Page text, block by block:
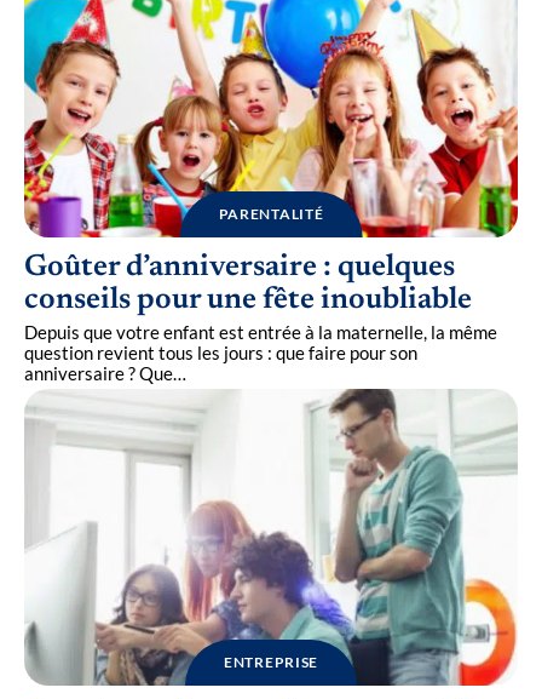
PARENTALITÉ
Goûter d’anniversaire : quelques
conseils pour une fête inoubliable
Depuis que votre enfant est entrée à la maternelle, la même
question revient tous les jours : que faire pour son
anniversaire ? Que…
ENTREPRISE